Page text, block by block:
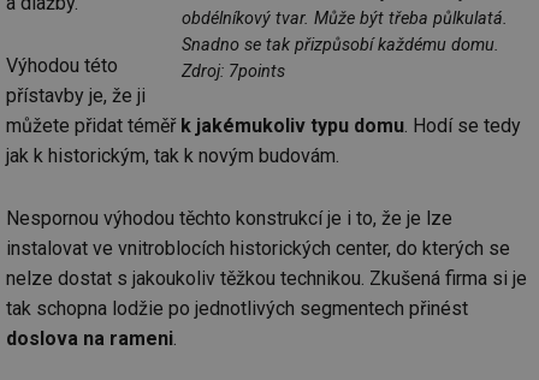
obdélníkový tvar. Může být třeba půlkulatá.
Snadno se tak přizpůsobí každému domu.
Zdroj: 7points
Výhodou této
přístavby je, že ji
můžete přidat téměř k jakémukoliv typu domu. Hodí se tedy
jak k historickým, tak k novým budovám.
Nespornou výhodou těchto konstrukcí je i to, že je lze
instalovat ve vnitroblocích historických center, do kterých se
nelze dostat s jakoukoliv těžkou technikou. Zkušená firma si je
tak schopna lodžie po jednotlivých segmentech přinést
doslova na rameni.